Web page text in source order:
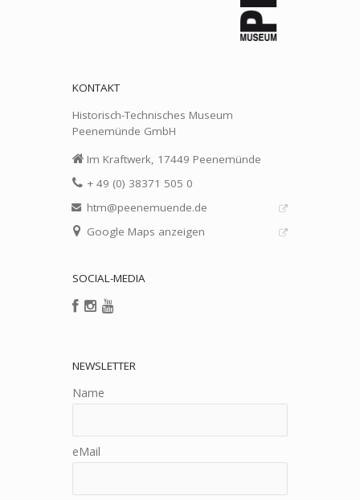
KONTAKT
Historisch-Technisches Museum
Peenemünde GmbH
Im Kraftwerk, 17449 Peenemünde
+ 49 (0) 38371 505 0
htm@peenemuende.de
Google Maps anzeigen
SOCIAL-MEDIA
NEWSLETTER
Name
eMail